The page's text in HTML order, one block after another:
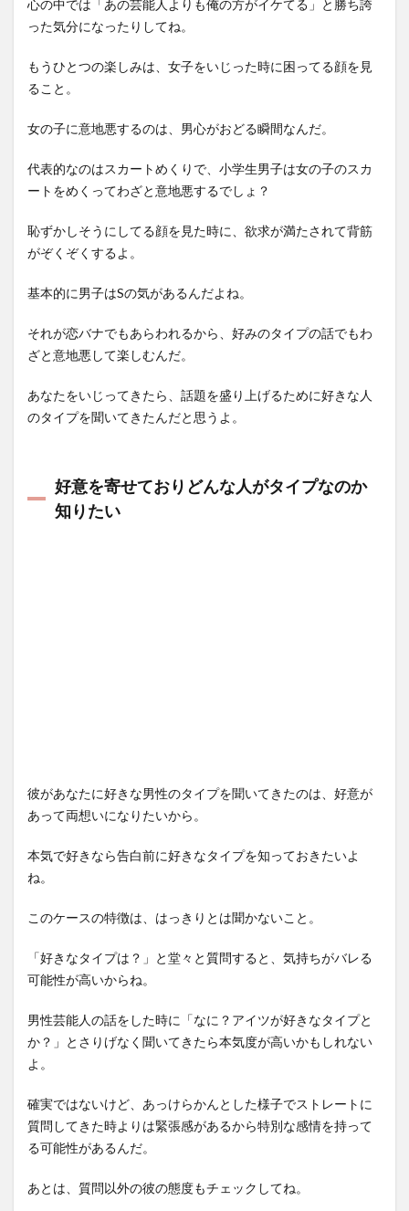
心の中では「あの芸能人よりも俺の方がイケてる」と勝ち誇
った気分になったりしてね。
もうひとつの楽しみは、女子をいじった時に困ってる顔を見
ること。
女の子に意地悪するのは、男心がおどる瞬間なんだ。
代表的なのはスカートめくりで、小学生男子は女の子のスカ
ートをめくってわざと意地悪するでしょ？
恥ずかしそうにしてる顔を見た時に、欲求が満たされて背筋
がぞくぞくするよ。
基本的に男子はSの気があるんだよね。
それが恋バナでもあらわれるから、好みのタイプの話でもわ
ざと意地悪して楽しむんだ。
あなたをいじってきたら、話題を盛り上げるために好きな人
のタイプを聞いてきたんだと思うよ。
好意を寄せておりどんな人がタイプなのか
知りたい
彼があなたに好きな男性のタイプを聞いてきたのは、好意が
あって両想いになりたいから。
本気で好きなら告白前に好きなタイプを知っておきたいよ
ね。
このケースの特徴は、はっきりとは聞かないこと。
「好きなタイプは？」と堂々と質問すると、気持ちがバレる
可能性が高いからね。
男性芸能人の話をした時に「なに？アイツが好きなタイプと
か？」とさりげなく聞いてきたら本気度が高いかもしれない
よ。
確実ではないけど、あっけらかんとした様子でストレートに
質問してきた時よりは緊張感があるから特別な感情を持って
る可能性があるんだ。
あとは、質問以外の彼の態度もチェックしてね。